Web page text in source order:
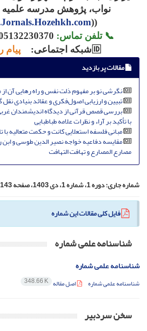
نواب، پژوهش مدرسه علمیه
((
📞 تلفن تماس: 05132230370 داخلی
🆔شبکه اجتماعی:
پیام
مقالات پر بازدید
نگرشی نو بر مفهوم ذلت نفس و راه رهایی آن از
تبیین و ارزیابی اصول‌فکری و عقائد بنیادی
بررسی قصص قرآنی از دیدگاه اندیشمندان
با تأکید بر آراء و نظرات علامه طباطبایی
مبانی فلسفه استعلایی کانت و حکمت متعالیه با
مقایسه دفاعیه خواجه نصیر الدین طوسی و
مصارع المصارع و تهافت التهافت
شماره جاری:دوره 1، شماره 1، دی 1403، صفحه 143-1
فایل کلی مقالات این شماره
شناسنامه علمی شماره
شناسنامه علمی شماره
شناسنامه علمی شماره اصل مقاله 348.66 K
سخن سردبیر